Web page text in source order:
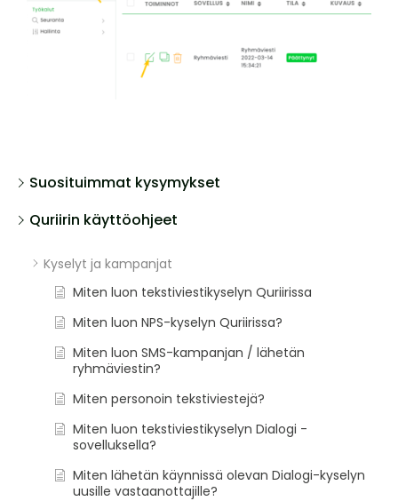
Suosituimmat kysymykset
Quriirin käyttöohjeet
Kyselyt ja kampanjat
Miten luon tekstiviestikyselyn Quriirissa
Miten luon NPS-kyselyn Quriirissa?
Miten luon SMS-kampanjan / lähetän
ryhmäviestin?
Miten personoin tekstiviestejä?
Miten luon tekstiviestikyselyn Dialogi -
sovelluksella?
Miten lähetän käynnissä olevan Dialogi-kyselyn
uusille vastaanottajille?